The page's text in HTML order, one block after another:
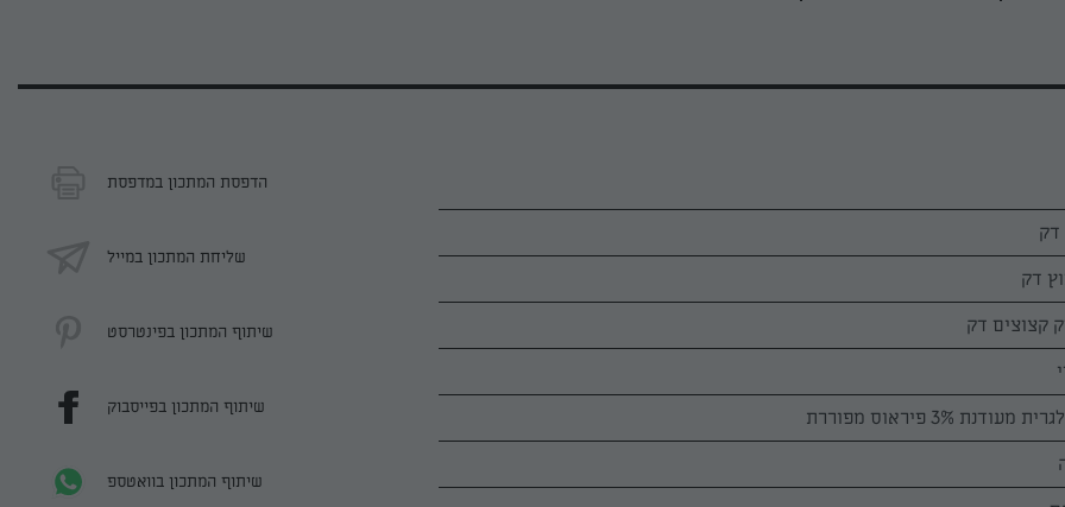
הדפסת המתכון במדפסת
שליחת המתכון במייל
שיתוף המתכון בפינטרסט
שיתוף המתכון בפייסבוק
שיתוף המתכון בוואטספ